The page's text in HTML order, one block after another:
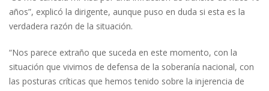
años”, explicó la dirigente, aunque puso en duda si esta es la
verdadera razón de la situación.
“Nos parece extraño que suceda en este momento, con la
situación que vivimos de defensa de la soberanía nacional, con
las posturas críticas que hemos tenido sobre la injerencia de